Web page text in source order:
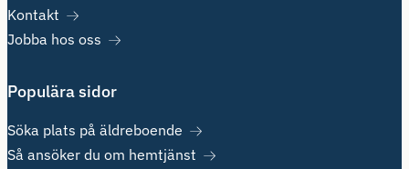
Kontakt
Jobba hos oss
Populära sidor
Söka plats på äldreboende
Så ansöker du om hemtjänst